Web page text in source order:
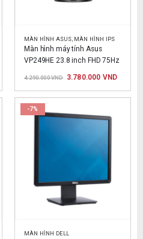
VND.
MÀN HÌNH ASUS MÀN HÌNH IPS
Màn hình máy tính Asus
VP249HE 23.8 inch FHD 75Hz
4.290.000VND Giá
là:
4.290.000 VND.
3.780.000 VNDGiá
tại
là:
-7%
MÀN HÌNH DELL